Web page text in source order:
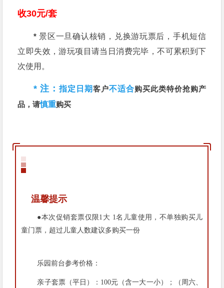
收30元/套
* 景区一旦确认核销，兑换游玩票后，手机短信
立即失效，游玩项目请当日消费完毕，不可累积到下
次使用。
* 注：指定日期客户不适合购买此类特价抢购产
品，请慎重购买
温馨提示
●本次促销套票仅限1大 1名儿童使用，不单独购买儿
童门票，超过儿童人数建议多购买一份
乐园前台参考价格：
亲子套票（平日）：100元（含一大一小）；（周六、